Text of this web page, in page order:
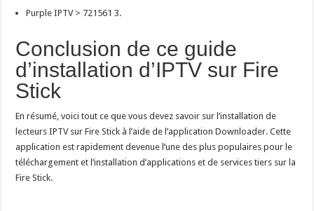
Purple IPTV > 721561 3.
Conclusion de ce guide
d’installation d’IPTV sur Fire
Stick
En résumé, voici tout ce que vous devez savoir sur l’installation de
lecteurs IPTV sur Fire Stick à l’aide de l’application Downloader. Cette
application est rapidement devenue l’une des plus populaires pour le
téléchargement et l’installation d’applications et de services tiers sur la
Fire Stick.